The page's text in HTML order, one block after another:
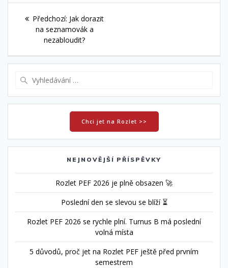
Navigace
příspěvek
Předchozí: Předchozí
příspěvek:
Jak dorazit
na seznamovák a
nezabloudit?
Chci jet na Rozlet >>
NEJNOVĚJŠÍ PŘÍSPĚVKY
Rozlet PEF 2026 je plně obsazen 🚀
Poslední den se slevou se blíží ⏳
Rozlet PEF 2026 se rychle plní. Turnus B má poslední
volná místa
5 důvodů, proč jet na Rozlet PEF ještě před prvním
semestrem